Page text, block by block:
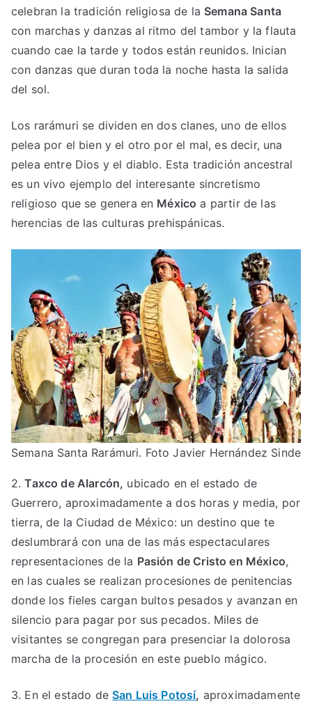
celebran la tradición religiosa de la Semana Santa
con marchas y danzas al ritmo del tambor y la flauta
cuando cae la tarde y todos están reunidos. Inician
con danzas que duran toda la noche hasta la salida
del sol.
Los rarámuri se dividen en dos clanes, uno de ellos
pelea por el bien y el otro por el mal, es decir, una
pelea entre Dios y el diablo. Esta tradición ancestral
es un vivo ejemplo del interesante sincretismo
religioso que se genera en México a partir de las
herencias de las culturas prehispánicas.
Semana Santa Rarámuri. Foto Javier Hernández Sinde
2.Taxco de Alarcón, ubicado en el estado de
Guerrero, aproximadamente a dos horas y media, por
tierra, de la Ciudad de México: un destino que te
deslumbrará con una de las más espectaculares
representaciones de la Pasión de Cristo en México,
en las cuales se realizan procesiones de penitencias
donde los fieles cargan bultos pesados y avanzan en
silencio para pagar por sus pecados. Miles de
visitantes se congregan para presenciar la dolorosa
marcha de la procesión en este pueblo mágico.
3. En el estado deSan Luis Potosí, aproximadamente